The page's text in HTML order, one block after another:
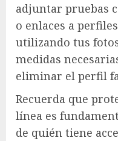
adjuntar pruebas
o enlaces a
utilizando tus
medidas
eliminar el perfil
Recuerda que
línea es
de quién tiene